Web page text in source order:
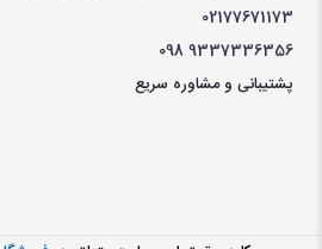
02177671173
0989337336356
پشتیبانی و مشاوره سریع